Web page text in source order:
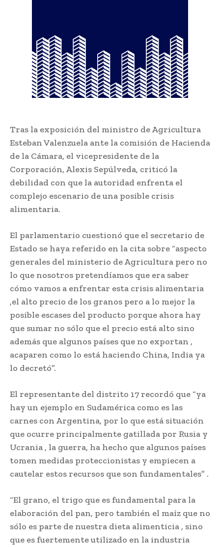
Tras la exposición del ministro de Agricultura
Esteban Valenzuela ante la comisión de Hacienda
de la Cámara, el vicepresidente de la
Corporación, Alexis Sepúlveda, criticó la
debilidad con que la autoridad enfrenta el
complejo escenario de una posible crisis
alimentaria.
El parlamentario cuestionó que el secretario de
Estado se haya referido en la cita sobre “aspecto
generales del ministerio de Agricultura pero no
lo que nosotros pretendíamos que era saber
cómo vamos a enfrentar esta crisis alimentaria
,el alto precio de los granos pero a lo mejor la
posible escases del producto porque ahora hay
que sumar no sólo que el precio está alto sino
además que algunos países que no exportan ,
acaparen como lo está haciendo China, India ya
lo decretó”.
El representante del distrito 17 recordó que “ya
hay un ejemplo en Sudamérica como es las
carnes con Argentina, por lo que está situación
que ocurre principalmente gatillada por Rusia y
Ucrania , la guerra, ha hecho que algunos países
tomen medidas proteccionistas y empiecen a
cautelar estos recursos que son fundamentales” .
“El grano, el trigo que es fundamental para la
elaboración del pan, pero también el maíz que no
sólo es parte de nuestra dieta alimenticia , sino
que es fuertemente utilizado en la industria